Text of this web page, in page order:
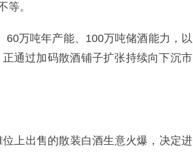
等。
万吨年产能、100万吨储酒能力，以
通过加码散酒铺子扩张持续向下沉市
上出售的散装白酒生意火爆，决定进